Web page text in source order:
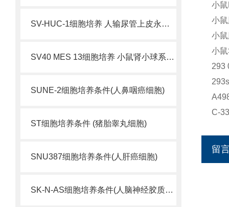
SV-HUC-1细胞培养 人输尿管上皮永生化细胞
SV40 MES 13细胞培养 小鼠肾小球系膜细胞
SUNE-2细胞培养条件(人鼻咽癌细胞)
ST细胞培养条件 (猪胎睾丸细胞)
SNU387细胞培养条件(人肝癌细胞)
SK-N-AS细胞培养条件(人脑神经胶质母细胞瘤)
小
小
小
小
293
C-
留